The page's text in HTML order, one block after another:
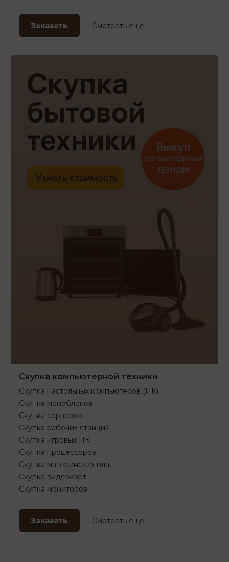
Заказать Смотреть еще
Скупка компьютерной техники
Скупка настольных компьютеров (ПК)
Скупка моноблоков
Скупка серверов
Скупка рабочих станций
Скупка игровых ПК
Скупка процессоров
Скупка материнских плат
Скупка видеокарт
Скупка мониторов
Заказать Смотреть еще